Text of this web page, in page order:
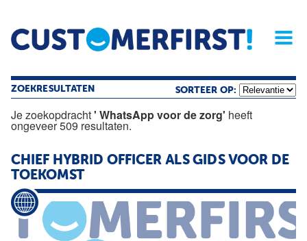
Home Opinie Archief
Magazine
ZOEKRESULTATEN SORTEER OP:
Je zoekopdracht' WhatsApp voor de zorg' heeft
ongeveer 509 resultaten.
CHIEF HYBRID OFFICER ALS GIDS VOOR DE
TOEKOMST